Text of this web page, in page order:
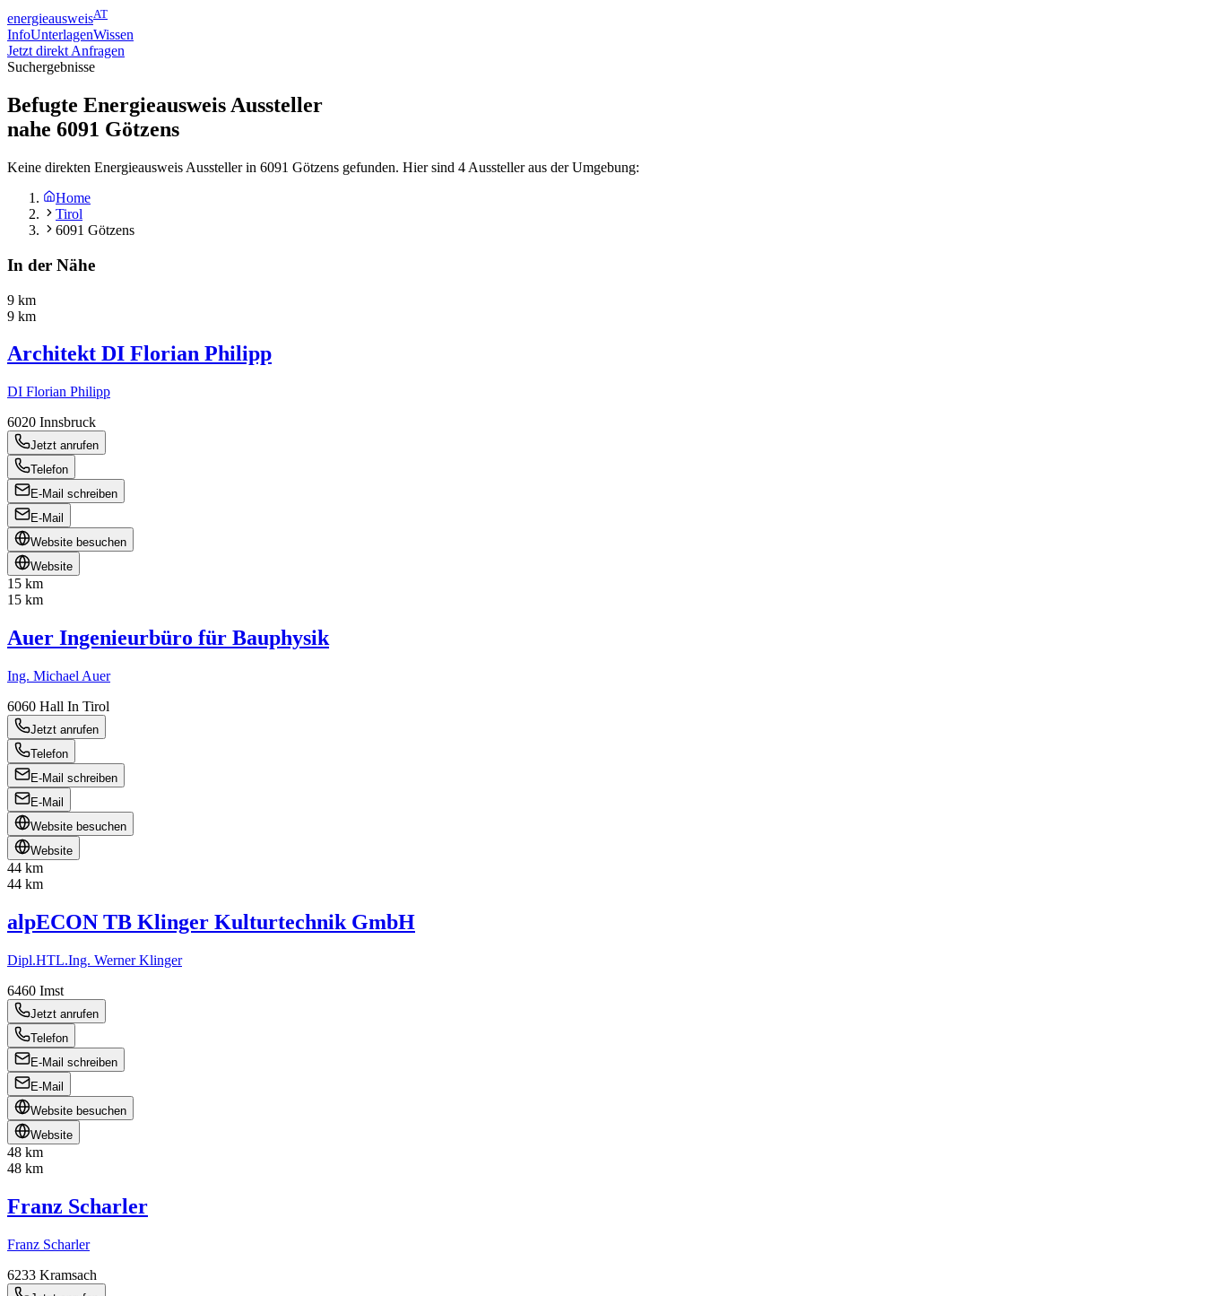
energieausweisAT
InfoUnterlagenWissen
Jetzt direkt Anfragen
Suchergebnisse
Befugte Energieausweis Aussteller
nahe 6091 Götzens
Keine direkten Energieausweis Aussteller in 6091 Götzens gefunden. Hier sind 4 Aussteller aus der Umgebung:
Home
Tirol
6091 Götzens
In der Nähe
9 km
9 km
Architekt DI Florian Philipp
DI Florian Philipp
6020 Innsbruck
Jetzt anrufen
Telefon
E-Mail schreiben
E-Mail
Website besuchen
Website
15 km
15 km
Auer Ingenieurbüro für Bauphysik
Ing. Michael Auer
6060 Hall In Tirol
Jetzt anrufen
Telefon
E-Mail schreiben
E-Mail
Website besuchen
Website
44 km
44 km
alpECON TB Klinger Kulturtechnik GmbH
Dipl.HTL.Ing. Werner Klinger
6460 Imst
Jetzt anrufen
Telefon
E-Mail schreiben
E-Mail
Website besuchen
Website
48 km
48 km
Franz Scharler
Franz Scharler
6233 Kramsach